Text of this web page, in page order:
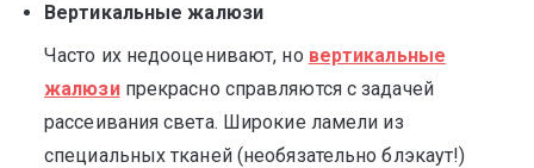
Вертикальные жалюзи
Часто их недооценивают, но вертикальные
жалюзипрекрасно справляются с задачей
рассеивания света. Широкие ламели из
специальных тканей (необязательно блэкаут!)